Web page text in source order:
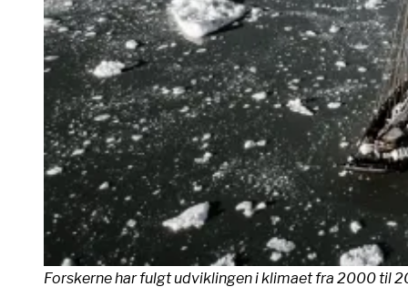
Forskerne har fulgt udviklingen i klimaet fra 2000 til